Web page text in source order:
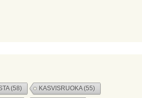
(58) KASVISRUOKA(55)